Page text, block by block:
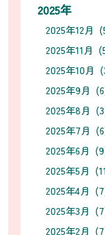
2025年
2025年12月
2025年11月
2025年10月
2025年9月
2025年8月
2025年7月
2025年6月
2025年5月
2025年4月
2025年3月
2025年2月